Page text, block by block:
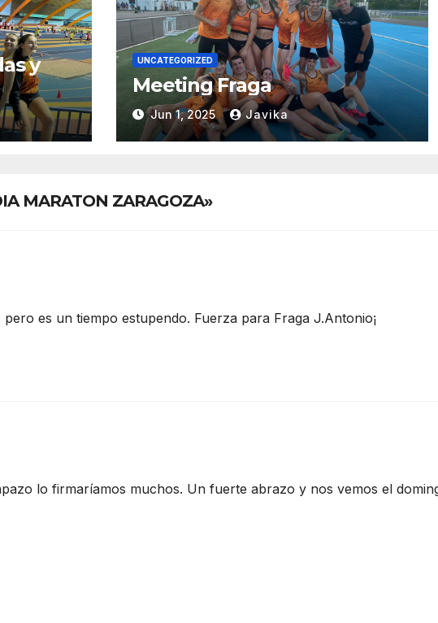
y
UNCATEGORIZED
Meeting Fraga
Jun 1, 2025 Javika
MARATON ZARAGOZA»
es un tiempo estupendo. Fuerza para Fraga J.Antonio¡
lo firmaríamos muchos. Un fuerte abrazo y nos vemos el